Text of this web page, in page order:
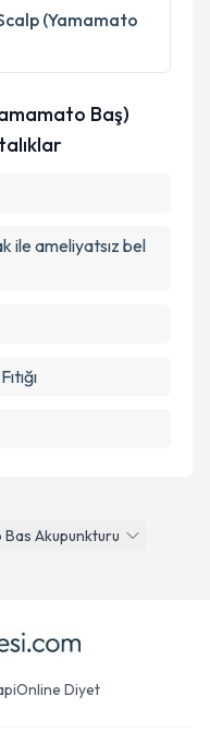
ilişkin
Aydınlatma
verilerimin belirtilen
ediyorum.
Gönder
Bas Akupunkturu
(Yamamato
Baş)
ile ameliyatsız bel
Online Diyet